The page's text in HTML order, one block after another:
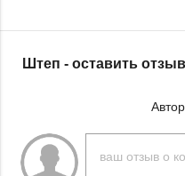
Курсы для женщин
Штеп - оставить отзыв